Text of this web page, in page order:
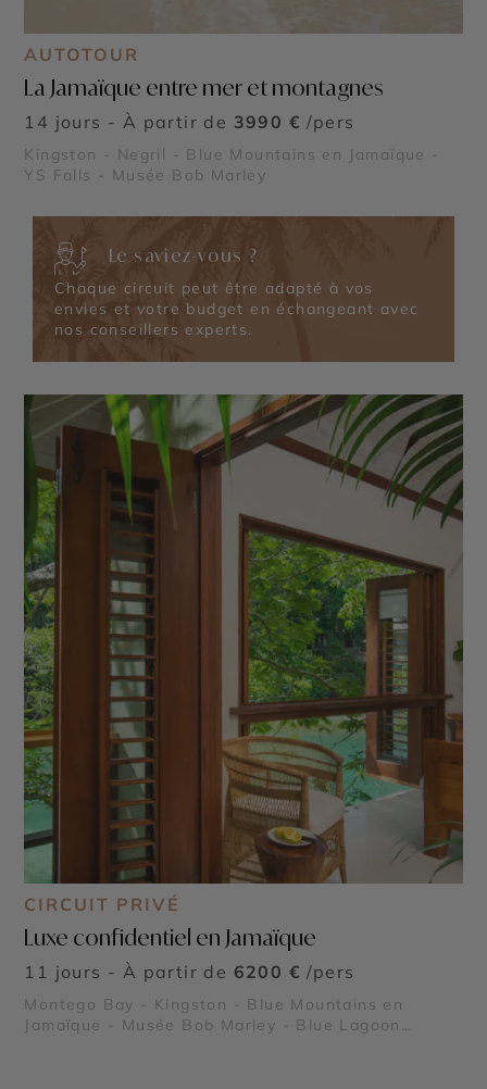
AUTOTOUR
La Jamaïque entre mer et montagnes
14 jours - À partir de 3990 € /pers
Kingston - Negril - Blue Mountains en Jamaïque -
YS Falls - Musée Bob Marley
Le saviez-vous ?
Chaque circuit peut être adapté à vos
envies et votre budget en échangeant avec
nos conseillers experts.
CIRCUIT PRIVÉ
Luxe confidentiel en Jamaïque
11 jours - À partir de 6200 € /pers
Montego Bay - Kingston - Blue Mountains en
Jamaïque - Musée Bob Marley - Blue Lagoon